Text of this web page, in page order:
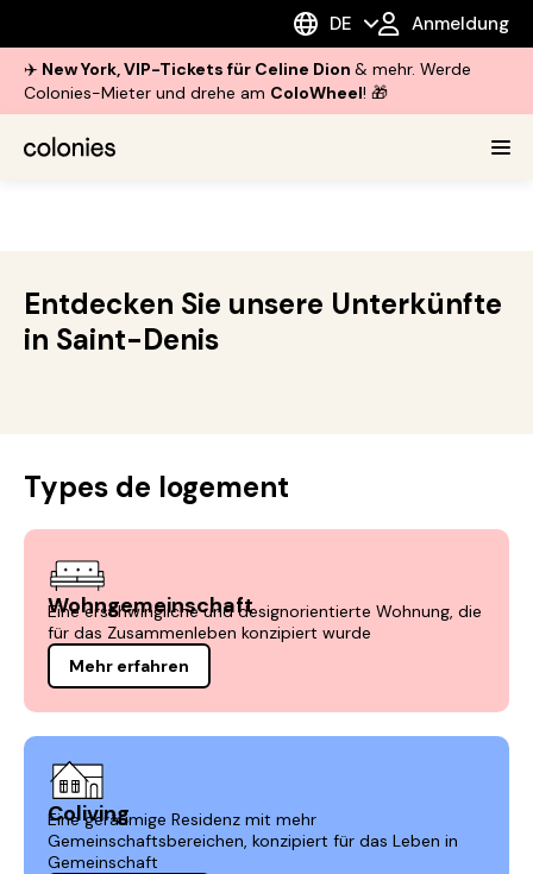
DE Anmeldung
✈️ New York, VIP-Tickets für Celine Dion & mehr. Werde
Colonies-Mieter und drehe am ColoWheel! 🎁
Entdecken Sie unsere Unterkünfte
in Saint-Denis
Types de logement
Wohngemeinschaft
Eine erschwingliche und designorientierte Wohnung, die
für das Zusammenleben konzipiert wurde
Mehr erfahren
Coliving
Eine geräumige Residenz mit mehr
Gemeinschaftsbereichen, konzipiert für das Leben in
Gemeinschaft